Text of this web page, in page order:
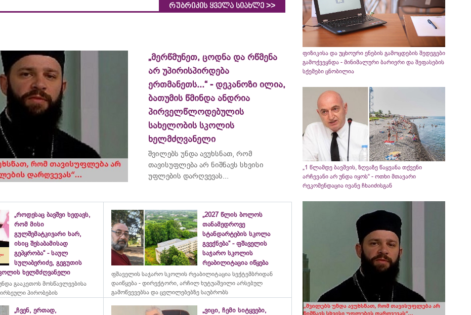
რუბრიკის ყველა სიახლე >>
„მერწმუნეთ, ცოდნა და რწმენა
არ უპირისპირდება
ერთმანეთს...“ - დეკანოზი ილია,
ბათუმის წმინდა ანდრია
პირველწლოდებულის
სახელობის სკოლის
ხელმძღვანელი
შვილებს უნდა ავუხსნათ, რომ
თავისუფლება არ ნიშნავს სხვისი
უფლების დარღვევას...
„როდესაც ბავშვი ხედავს,
რომ მისი
გულშემატკივარი ხარ,
ისიც შესაბამისად
გეპყრობა“ - საულ
სულაბერიძე, გეგუთის
ხელმძღვანელი
გააკეთოს მოსწავლეებისა
პირობების
„2027 წლის ბოლოს
თანამედროვე
სტანდარტების სკოლა
გვექნება“ - ფშაველის
საჯარო სკოლის
რეაბილიტაცია იწყება
ფშაველის საჯარო სკოლის რეაბილიტაცია სექტემბრიდან
დაიწყება - დირექტორი, არჩილ ხუტუაშვილი არსებულ
გამოწვევებსა და ცვლილებებზე საუბრობს
„ჩვენ, ერთად,
„ვიცი, ჩემი სიტყვები,
ფიზიკისა და უცხოური ენების გამოცდების შედეგები
გამოქვეყნდა - მინიმალური ბარიერი და შეფასების
სქემები ცნობილია
„1 წლამდე ბავშვის, ზღვაზე წაყვანა თქვენი
არჩევანი არ უნდა იყოს“ - ოთხი მთავარი
რეკომენდაცია ივანე ჩხაიძისგან